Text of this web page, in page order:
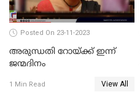
Posted On 23-11-2023
അരുന്ധതി റോയ്ക്ക് ഇന്ന്
ജന്മദിനം
1 Min Read View All